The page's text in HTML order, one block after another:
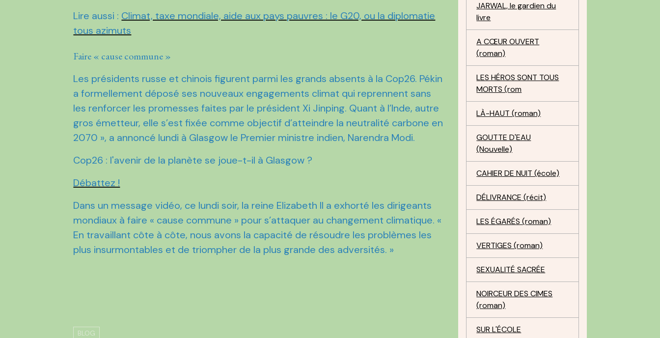
Lire aussi : Climat, taxe mondiale, aide aux pays pauvres : le G20, ou la diplomatie
tous azimuts
Faire « cause commune »
Les présidents russe et chinois figurent parmi les grands absents à la Cop26. Pékin
a formellement déposé ses nouveaux engagements climat qui reprennent sans
les renforcer les promesses faites par le président Xi Jinping. Quant à l’Inde, autre
gros émetteur, elle s’est fixée comme objectif d’atteindre la neutralité carbone en
2070 »,​ a annoncé lundi à Glasgow le Premier ministre indien, Narendra Modi.
Cop26 : l'avenir de la planète se joue-t-il à Glasgow ?
Débattez !
Dans un message vidéo, ce lundi soir, la reine Elizabeth II a exhorté les dirigeants
mondiaux à faire « cause commune » pour s’attaquer au changement climatique. «
En travaillant côte à côte, nous avons la capacité de résoudre les problèmes les
plus insurmontables et de triompher de la plus grande des adversités. »
BLOG
JARWAL, le gardien du
livre
A CŒUR OUVERT
(roman)
LES HÉROS SONT TOUS
MORTS (rom
LÀ-HAUT (roman)
GOUTTE D'EAU
(Nouvelle)
CAHIER DE NUIT (école)
DÉLIVRANCE (récit)
LES ÉGARÉS (roman)
VERTIGES (roman)
SEXUALITÉ SACRÉE
NOIRCEUR DES CIMES
(roman)
SUR L'ÉCOLE